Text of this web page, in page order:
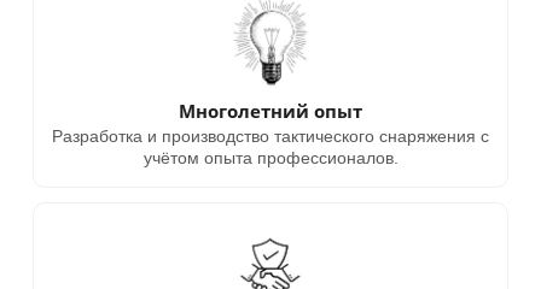
Многолетний опыт
Разработка и производство тактического снаряжения с
учётом опыта профессионалов.